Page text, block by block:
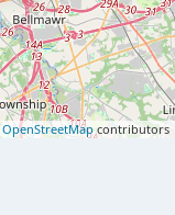
OpenStreetMap contributors